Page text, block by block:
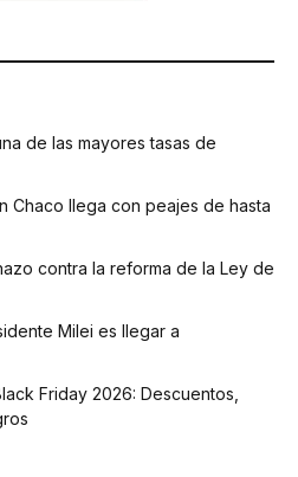
de las mayores tasas de
Chaco llega con peajes de hasta
contra la reforma de la Ley de
Milei es llegar a
Friday 2026: Descuentos,